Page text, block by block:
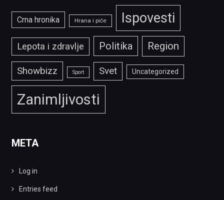
Crna hronika Hrana i piće Ispovesti
Lepota i zdravlje Politika Region
Showbizz Sport Svet Uncategorized
Zanimljivosti
META
Log in
Entries feed